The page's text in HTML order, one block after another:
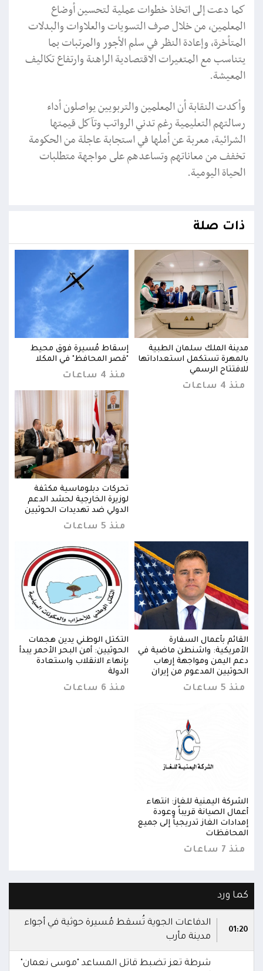
كما دعت إلى اتخاذ خطوات عملية لتحسين أوضاع
المعلمين، من خلال صرف التسويات والعلاوات والبدلات
المتأخرة، وإعادة النظر في سلم الأجور والمرتبات بما
يتناسب مع المتغيرات الاقتصادية الراهنة وارتفاع تكاليف
المعيشة.
وأكدت النقابة أن المعلمين والتربويين يواصلون أداء
رسالتهم التعليمية رغم تدني الرواتب وتآكل قيمتها
الشرائية، معربة عن أملها في استجابة عاجلة من الحكومة
تخفف من معاناتهم وتساعدهم على مواجهة متطلبات
الحياة اليومية.
ذات صلة
مدينة الملك سلمان الطبية
بالمهرة تستكمل استعداداتها
للافتتاح الرسمي
منذ 4 ساعات
إسقاط مُسيرة فوق محيط
"قصر المحافظ" في المكلا
منذ 4 ساعات
تحركات دبلوماسية مكثفة
لوزيرة الخارجية لحشد الدعم
الدولي ضد تهديدات الحوثيين
منذ 5 ساعات
القائم بأعمال السفارة
الأمريكية: واشنطن ماضية في
دعم اليمن ومواجهة إرهاب
الحوثيين المدعوم من إيران
منذ 5 ساعات
التكتل الوطني يدين هجمات
الحوثيين: أمن البحر الأحمر يبدأ
بإنهاء الانقلاب واستعادة
الدولة
منذ 6 ساعات
الشركة اليمنية للغاز: انتهاء
أعمال الصيانة قريباً وعودة
إمدادات الغاز تدريجياً إلى جميع
المحافظات
منذ 7 ساعات
كما ورد
01:20
الدفاعات الجوية تُسقط مُسيرة حوثية في أجواء
مدينة مأرب
شرطة تعز تضبط قاتل المساعد "موسى نعمان"